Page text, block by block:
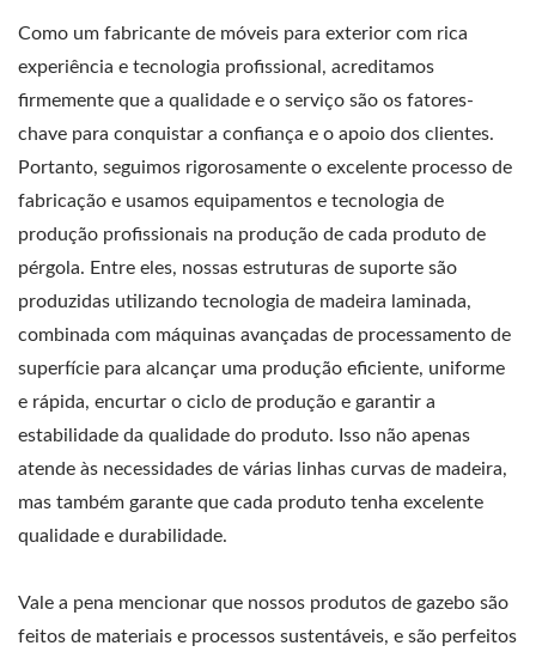
Como um fabricante de móveis para exterior com rica
experiência e tecnologia profissional, acreditamos
firmemente que a qualidade e o serviço são os fatores-
chave para conquistar a confiança e o apoio dos clientes.
Portanto, seguimos rigorosamente o excelente processo de
fabricação e usamos equipamentos e tecnologia de
produção profissionais na produção de cada produto de
pérgola. Entre eles, nossas estruturas de suporte são
produzidas utilizando tecnologia de madeira laminada,
combinada com máquinas avançadas de processamento de
superfície para alcançar uma produção eficiente, uniforme
e rápida, encurtar o ciclo de produção e garantir a
estabilidade da qualidade do produto. Isso não apenas
atende às necessidades de várias linhas curvas de madeira,
mas também garante que cada produto tenha excelente
qualidade e durabilidade.
Vale a pena mencionar que nossos produtos de gazebo são
feitos de materiais e processos sustentáveis, e são perfeitos